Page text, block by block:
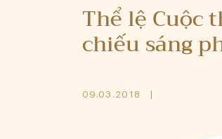
Thể lệ Cuộc
chiếu sáng
09.03.2018